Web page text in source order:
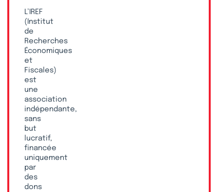
L’IREF
(Institut
de
Recherches
Économiques
et
Fiscales)
est
une
association
indépendante,
sans
but
lucratif,
financée
uniquement
par
des
dons